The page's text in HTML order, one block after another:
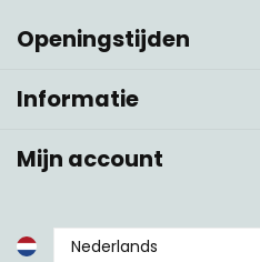
Openingstijden
Informatie
Mijn account